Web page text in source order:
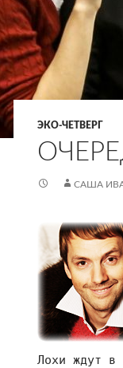
ЭКО-ЧЕТВЕРГ
САША
Лохи ждут в